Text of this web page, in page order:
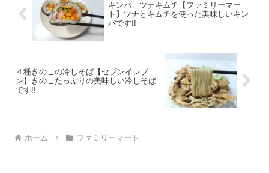
キンパ ツナキムチ【ファミリーマー
ト】ツナとキムチを使った美味しいキン
パです!!
４種きのこの冷しそば【セブンイレブ
ン】きのこたっぷりの美味しい冷しそば
です!!
ホーム ファミリーマート